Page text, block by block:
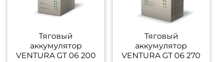
Тяговый
аккумулятор
VENTURA GT 06 200
Тяговый
аккумулятор
VENTURA GT 06 270